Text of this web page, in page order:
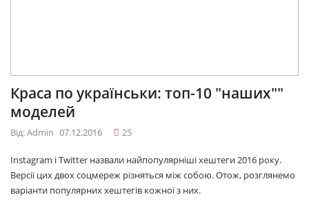
Краса по українськи: топ-10 "наших""
моделей
Від: Admin 07.12.2016 25
Instagram і Twitter назвали найпопулярніші хештеги 2016 року.
Версії цих двох соцмереж різняться між собою. Отож, розглянемо
варіанти популярних хештегів кожної з них.